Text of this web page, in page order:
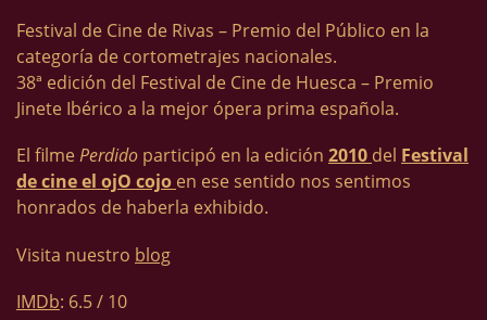
Festival de Cine de Rivas – Premio del Público en la
categoría de cortometrajes nacionales.
38ª edición del Festival de Cine de Huesca – Premio
Jinete Ibérico a la mejor ópera prima española.
El filme Perdido participó en la edición 2010 del Festival
de cine el ojO cojo en ese sentido nos sentimos
honrados de haberla exhibido.
Visita nuestro blog
IMDb: 6.5 / 10